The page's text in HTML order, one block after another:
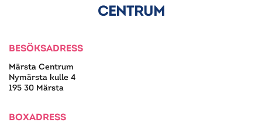
CENTRUM
BESÖKSADRESS
Märsta Centrum
Nymärsta kulle 4
195 30 Märsta
BOXADRESS